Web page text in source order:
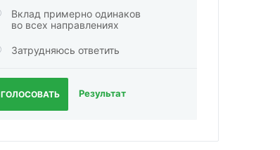
Вклад примерно одинаков
во всех направлениях
Затрудняюсь ответить
ГОЛОСОВАТЬ Результат